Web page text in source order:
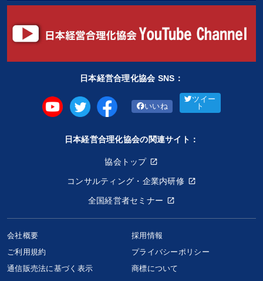
日本経営合理化協会 SNS：
いいね
ツイー
ト
日本経営合理化協会の関連サイト：
協会トップ
コンサルティング・企業内研修
全国経営者セミナー
会社概要
採用情報
ご利用規約
プライバシーポリシー
通信販売法に基づく表示
商標について